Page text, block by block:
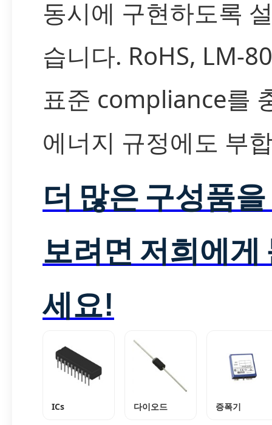
동시에 구현하도록
습니다. RoHS, LM-
표준 compliance를
에너지 규정에도 부
더 많은 구성품
보려면 저희에게
세요!
ICs 다이오드 증폭기